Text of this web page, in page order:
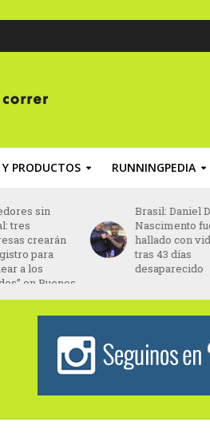
Y PRODUCTOS RUNNINGPEDIA
Brasil: Daniel Do
Nascimento fue
hallado con vida
tras 43 días
desaparecido